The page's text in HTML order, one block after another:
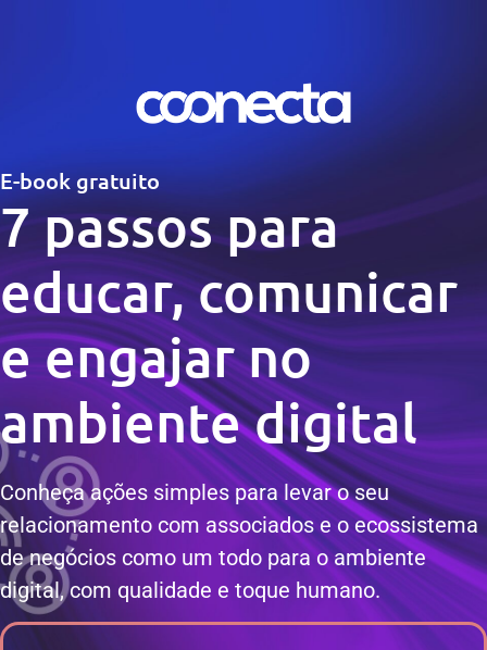
E-book gratuito
7 passos para
educar, comunicar
e engajar no
ambiente digital
Conheça ações simples para levar o seu
relacionamento com associados e o ecossistema
de negócios como um todo para o ambiente
digital, com qualidade e toque humano.